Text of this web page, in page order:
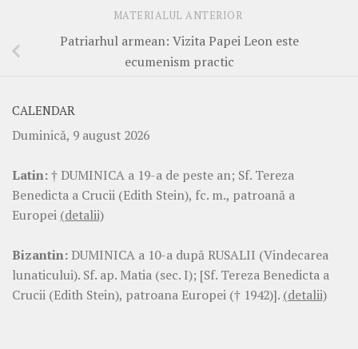
MATERIALUL ANTERIOR
Patriarhul armean: Vizita Papei Leon este
ecumenism practic
CALENDAR
Duminică, 9 august 2026
Latin:† DUMINICA a 19-a de peste an; Sf. Tereza
Benedicta a Crucii (Edith Stein), fc. m., patroană a
Europei (detalii)
Bizantin: DUMINICA a 10-a după RUSALII (Vindecarea
lunaticului). Sf. ap. Matia (sec. I); [Sf. Tereza Benedicta a
Crucii (Edith Stein), patroana Europei († 1942)]. (detalii)